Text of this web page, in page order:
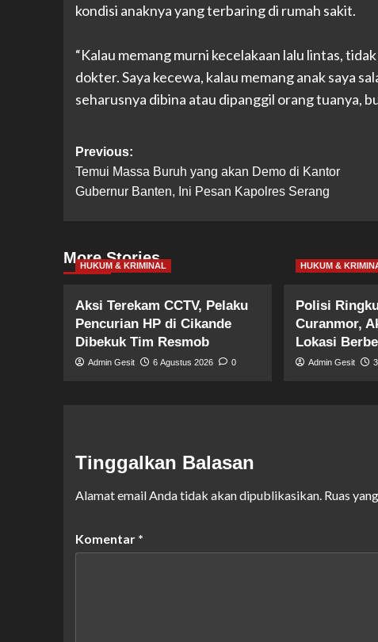
kondisi anaknya yang terbaring di rumah sakit.
‎“Kalau memang murni kecelakaan lalu lintas,
dokter. Saya kecewa, kalau memang anak saya
seharusnya dibina atau dipanggil orang tuanya,
Post
navigation
Previous:
Temui Massa Buruh yang akan Demo di Kantor
Gubernur Banten, Ini Pesan Kapolres Serang
More Stories
HUKUM & KRIMINAL
Aksi Terekam CCTV, Pelaku
Pencurian HP di Cikande
Dibekuk Tim Resmob
Admin Gesit 6 Agustus 2026 0
HUKUM &
Polisi
Curanmor,
Lokasi
Admin Gesit
Tinggalkan Balasan
Alamat email Anda tidak akan dipublikasikan. Ruas
Komentar *